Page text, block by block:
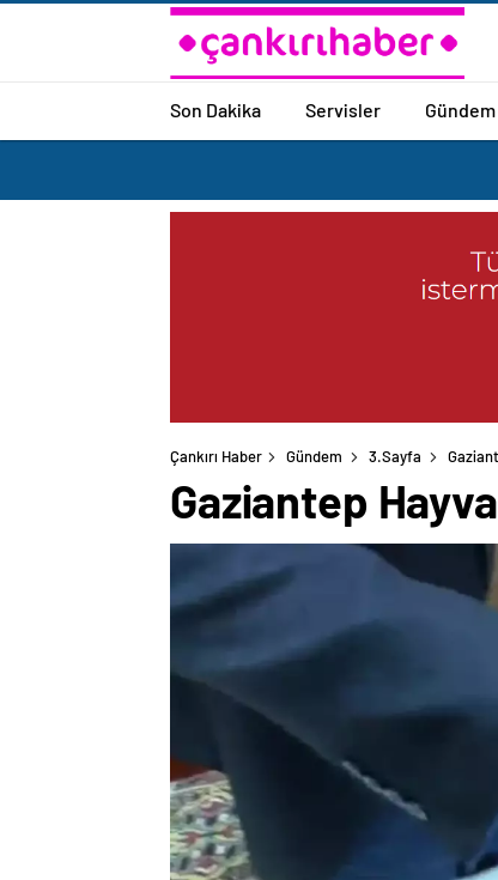
Son Dakika Servisler Gündem
Çankırı Haber Gündem 3.Sayfa
Gaziantep